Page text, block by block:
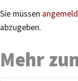
Sie müssen
abzugeben.
Mehr